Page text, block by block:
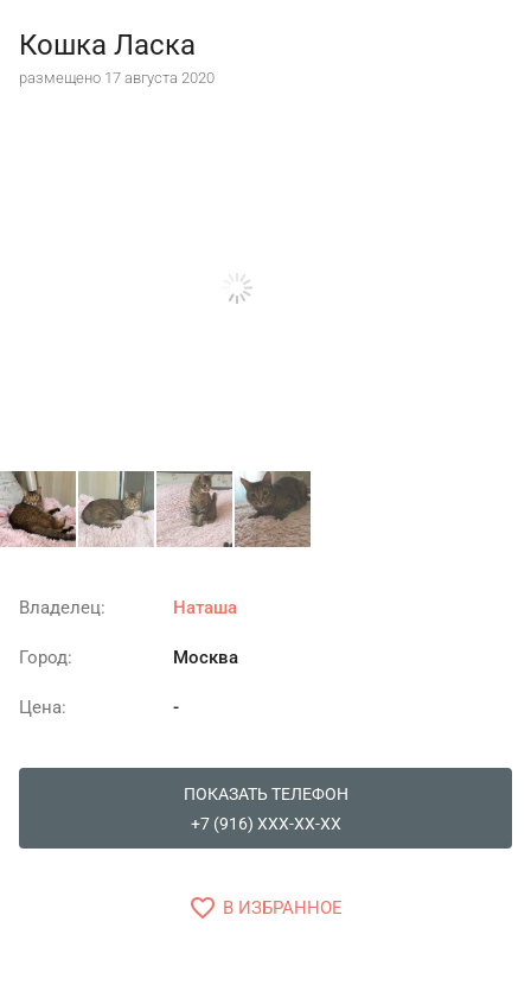
Кошка Ласка
размещено 17 августа 2020
Владелец: Наташа
Город: Москва
Цена: -
ПОКАЗАТЬ ТЕЛЕФОН
+7 (916) XXX-XX-XX
favorite_border В ИЗБРАННОЕ